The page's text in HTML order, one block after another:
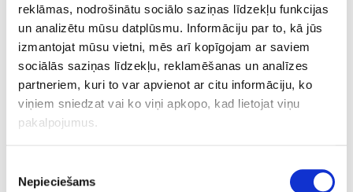
reklāmas, nodrošinātu sociālo saziņas līdzekļu funkcijas
un analizētu mūsu datplūsmu. Informāciju par to, kā jūs
izmantojat mūsu vietni, mēs arī kopīgojam ar saviem
sociālās saziņas līdzekļu, reklamēšanas un analīzes
partneriem, kuri to var apvienot ar citu informāciju, ko
viņiem sniedzat vai ko viņi apkopo, kad lietojat viņu
pakalpojumus.
izvēle
Nepieciešams
Color/Decor Line
Furnitūra starpsienu, sienu sistēmām un durvīm
Izpārdošana
Furnitūra Ruļļu durvis
Ruļļu durvis